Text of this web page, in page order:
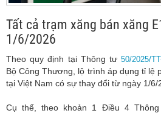
Tất cả trạm xăng bán xăng
1/6/2026
Theo quy định tại Thông tư50/2025/
Bộ Công Thương, lộ trình áp dụng tỉ lệ
tại Việt Nam có sự thay đổi từ ngày 1/6/
Cụ thể, theo khoản 1 Điều 4 Thông